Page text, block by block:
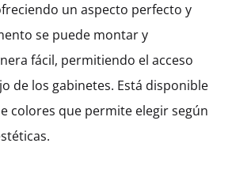
un aspecto perfecto y
se puede montar y
fácil, permitiendo el acceso
de los gabinetes. Está disponible
colores que permite elegir según